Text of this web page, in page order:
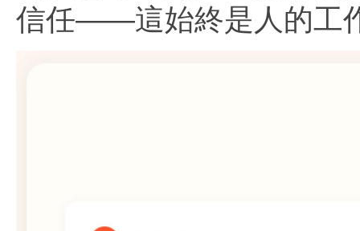
信任——這始終是人的工